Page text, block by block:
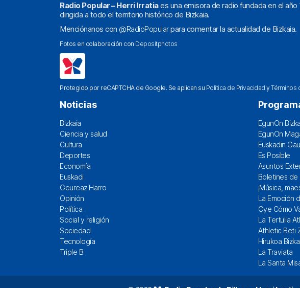
Radio Popular – Herri Irratiaes una emisora de radio fundada en el
dirigida a todo el territorio histórico de Bizkaia.
Menciónanos con @RadioPopularpara comentar la actualidad de Bizkaia.
Fotos en colaboración con Depositphotos
Protegido por reCAPTCHA de Google. Se aplican su Política de Privacidad yTérminos
Noticias
Bizkaia
Ciencia y salud
Cultura
Deportes
Economía
Euskadi
Geureaz Harro
Opinión
Política
Social y religión
Sociedad
Tecnología
Triple B
EgunOn
EgunOn
Euskadin
Es Posible
Asuntos
Boletines de
¡Música,
La Emoción
Oye Cómo
La Tertulia
Athletic Beti
Hirukoa
La Traviata
La Santa